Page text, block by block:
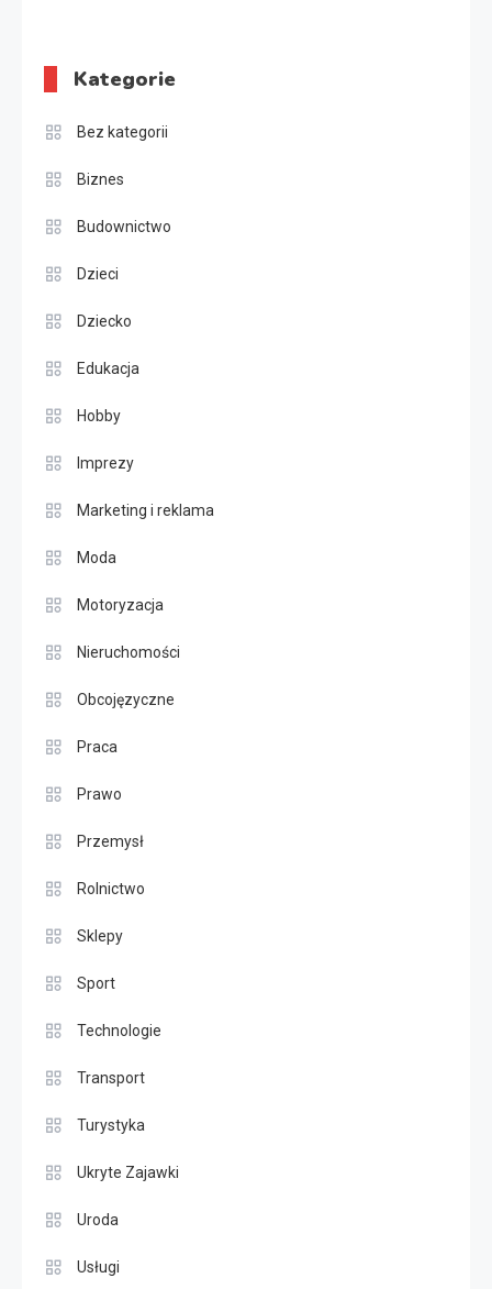
Kategorie
Bez kategorii
Biznes
Budownictwo
Dzieci
Dziecko
Edukacja
Hobby
Imprezy
Marketing i reklama
Moda
Motoryzacja
Nieruchomości
Obcojęzyczne
Praca
Prawo
Przemysł
Rolnictwo
Sklepy
Sport
Technologie
Transport
Turystyka
Ukryte Zajawki
Uroda
Usługi